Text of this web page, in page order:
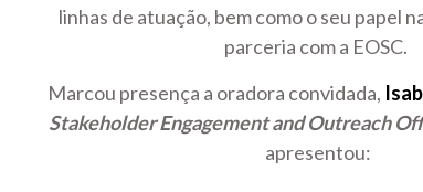
linhas de atuação, bem como o seu papel
parceria com a EOSC.
Marcou presença a oradora convidada,
Stakeholder Engagement and Outreach
apresentou: